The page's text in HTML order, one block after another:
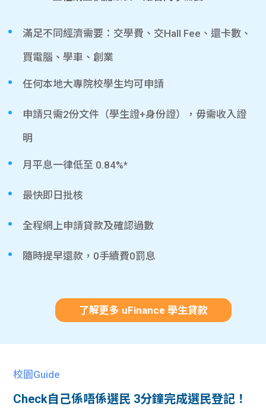
滿足不同經濟需要：交學費、交Hall Fee、還卡數、
買電腦、學車、創業
任何本地大專院校學生均可申請
申請只需2份文件（學生證+身份證），毋需收入證
明
月平息一律低至 0.84%*
最快即日批核
全程網上申請貸款及確認過數
隨時提早還款，0手續費0罰息
了解更多 uFinance 學生貸款
校園Guide
Check自己係唔係選民 3分鐘完成選民登記！